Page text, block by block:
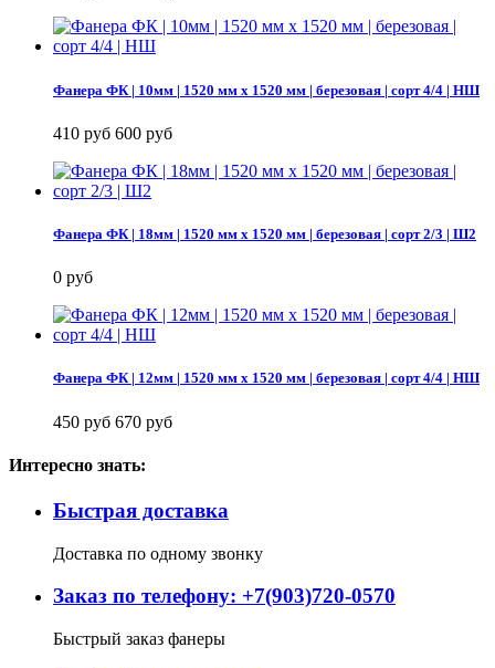
Фанера ФК | 10мм | 1520 мм х 1520 мм | березовая | сорт 4/4 | НШ
410 руб 600 руб
Фанера ФК | 18мм | 1520 мм х 1520 мм | березовая | сорт 2/3 | Ш2
0 руб
Фанера ФК | 12мм | 1520 мм х 1520 мм | березовая | сорт 4/4 | НШ
450 руб 670 руб
Интересно знать:
Быстрая доставка
Доставка по одному звонку
Заказ по телефону: +7(903)720-0570
Быстрый заказ фанеры